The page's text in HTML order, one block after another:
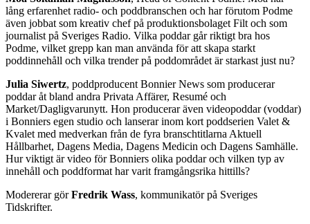
lång erfarenhet radio- och poddbranschen och har förutom Podme
även jobbat som kreativ chef på produktionsbolaget Filt och som
journalist på Sveriges Radio. Vilka poddar går riktigt bra hos
Podme, vilket grepp kan man använda för att skapa starkt
poddinnehåll och vilka trender på poddområdet är starkast just nu?
Julia Siwertz, poddproducent Bonnier News som producerar
poddar åt bland andra Privata Affärer, Resumé och
Market/Dagligvarunytt. Hon producerar även videopoddar (voddar)
i Bonniers egen studio och lanserar inom kort poddserien Valet &
Kvalet med medverkan från de fyra branschtitlarna Aktuell
Hållbarhet, Dagens Media, Dagens Medicin och Dagens Samhälle.
Hur viktigt är video för Bonniers olika poddar och vilken typ av
innehåll och poddformat har varit framgångsrika hittills?
Modererar görFredrik Wass, kommunikatör på Sveriges
Tidskrifter.